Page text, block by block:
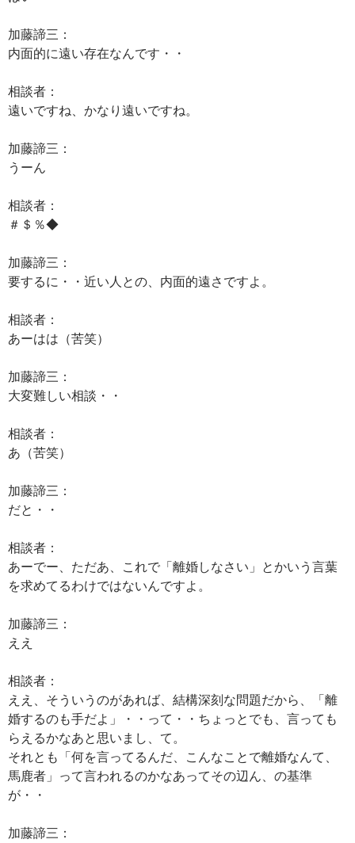
加藤諦三：
内面的に遠い存在なんです・・
相談者：
遠いですね、かなり遠いですね。
加藤諦三：
うーん
相談者：
＃＄％◆
加藤諦三：
要するに・・近い人との、内面的遠さですよ。
相談者：
あーはは（苦笑）
加藤諦三：
大変難しい相談・・
相談者：
あ（苦笑）
加藤諦三：
だと・・
相談者：
あーでー、ただあ、これで「離婚しなさい」とかいう言葉
を求めてるわけではないんですよ。
加藤諦三：
ええ
相談者：
ええ、そういうのがあれば、結構深刻な問題だから、「離
婚するのも手だよ」・・って・・ちょっとでも、言っても
らえるかなあと思いまし、て。
それとも「何を言ってるんだ、こんなことで離婚なんて、
馬鹿者」って言われるのかなあってその辺ん、の基準
が・・
加藤諦三：